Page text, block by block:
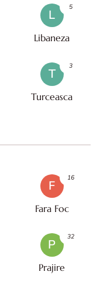
L
Libaneza
5
T
Turceasca
3
F
Fara Foc
16
P
Prajire
32